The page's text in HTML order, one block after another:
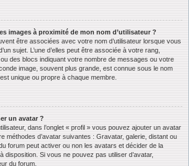
images à proximité de mon nom d’utilisateur ?
être associées avec votre nom d’utilisateur lorsque vous
sujet. L’une d’elles peut être associée à votre rang,
des blocs indiquant votre nombre de messages ou votre
image, souvent plus grande, est connue sous le nom
unique ou propre à chaque membre.
un avatar ?
dans l’onglet « profil » vous pouvez ajouter un avatar
méthodes d’avatar suivantes : Gravatar, galerie, distant ou
forum peut activer ou non les avatars et décider de la
disposition. Si vous ne pouvez pas utiliser d’avatar,
du forum.